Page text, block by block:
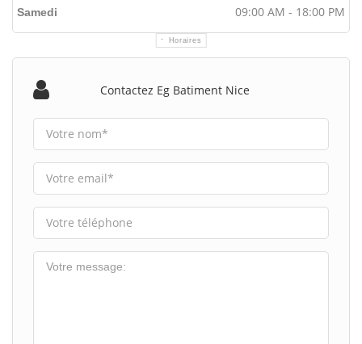
Horaires
Samedi 09:00 AM - 18:00 PM
Contactez Eg Batiment Nice